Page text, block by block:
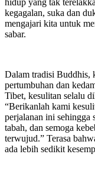
kegagalan, suka dan
mengajari kita untuk
sabar.
Dalam tradisi Buddhis,
pertumbuhan dan
Tibet, kesulitan selalu
“Berikanlah kami
perjalanan ini sehingga
tabah, dan semoga
terwujud.” Terasa
ada lebih sedikit